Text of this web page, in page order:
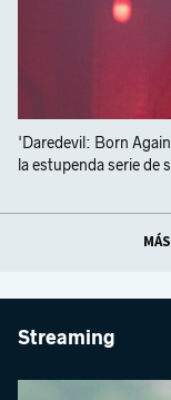
'Daredevil: Born
la estupenda serie de
Streaming